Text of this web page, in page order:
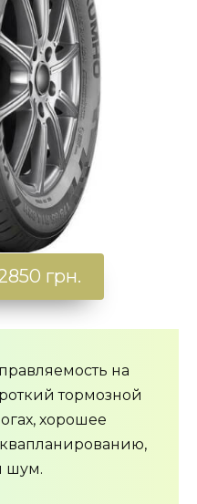
грн.
на
тормозной
хорошее
шум.